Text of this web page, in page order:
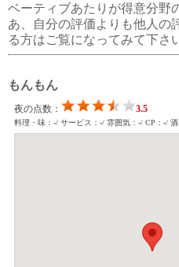
ベーティブあたりが得意分野
あ、自分の評価よりも他人の
る方はご覧になってみて下さ
もんもん